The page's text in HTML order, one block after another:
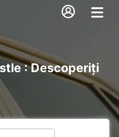
: Descoperiți